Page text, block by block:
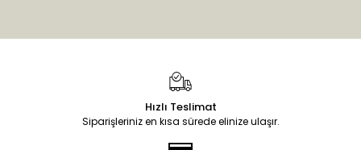
Hızlı Teslimat
Siparişleriniz en kısa sürede elinize ulaşır.